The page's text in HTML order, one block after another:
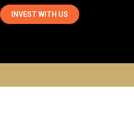
INVEST WITH US